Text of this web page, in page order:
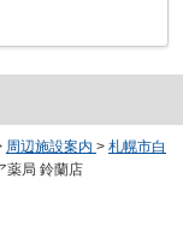
周辺施設案内 > 札幌市白
薬局 鈴蘭店